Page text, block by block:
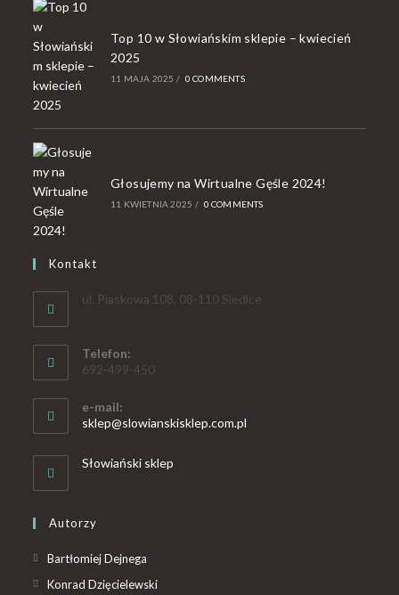
Top 10 w Słowiańskim sklepie – kwiecień
2025
11 MAJA 2025 / 0 COMMENTS
Głosujemy na Wirtualne Gęśle 2024!
11 KWIETNIA 2025 / 0 COMMENTS
Kontakt
ul. Piaskowa 108, 08-110 Siedlce
Telefon:
692-499-450
e-mail:
sklep@slowianskisklep.com.pl
Słowiański sklep
Autorzy
Bartłomiej Dejnega
Konrad Dzięcielewski